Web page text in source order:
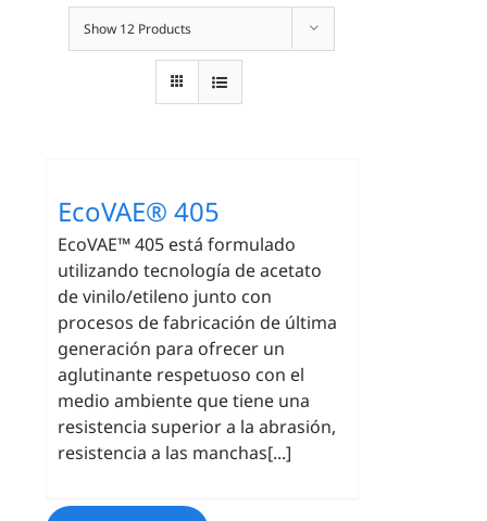
Show 12 Products
EcoVAE® 405
EcoVAE™ 405 está formulado
utilizando tecnología de acetato
de vinilo/etileno junto con
procesos de fabricación de última
generación para ofrecer un
aglutinante respetuoso con el
medio ambiente que tiene una
resistencia superior a la abrasión,
resistencia a las manchas[...]